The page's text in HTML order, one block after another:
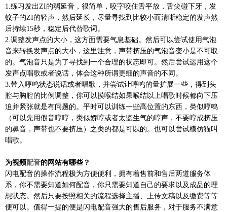
1.练习发出ZI的弱延音，很简单，咬字咬住舌平放，舌尖碰下牙，发
蚊子的ZI的轻声，然后延长，尽量寻找到比较小而清晰稳定的发声然
后持续15秒，稳定后代替歌词。
2.调整发声点的大小，这方面需要气息基础。然后可以尝试使用气泡
音来转换发声点的大小，这里注意，声带挤压的气泡音变小是不可取
的。气泡音只是为了寻找到一个合理的状态即可。然后尝试运用这个
发声点唱歌或者说话，体会这种所谓更细的声音的不同。
3.带入哼鸣状态说话或者唱歌，并尝试让哼鸣的量扩展一些，得到头
腔与胸腔的比例调整，你可以摸喉结如果喉结以上唱歌时候都向下压
迫并紧张就是有问题的。平时可以训练一些高位置的东西，类似哼鸣
（可以先用假音哼哼，类似娇哼或者太监生气的哼声，不要哼成挤压
的鼻音，声带也不要挤压）之类的都是可以的。也可以尝试模仿猫叫
唱歌。
为视频配音的网站有哪些？
闪电配音的操作流程极为方便便利，拥有着售前和售后两道服务体
系，你不需要知道如何配音，你只需要知道自己的要求以及成品的理
想状态。然后只要按照相关的流程选择主播、上传文稿以及缴费等等
便可以。值得一提的便是闪电配音强大的售后服务，对于服务不满意